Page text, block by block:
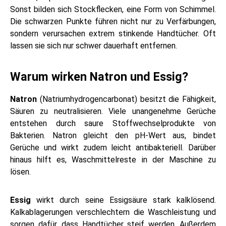
Sonst bilden sich Stockflecken, eine Form von Schimmel.
Die schwarzen Punkte führen nicht nur zu Verfärbungen,
sondern verursachen extrem stinkende Handtücher. Oft
lassen sie sich nur schwer dauerhaft entfernen.
Warum wirken Natron und Essig?
Natron (Natriumhydrogencarbonat) besitzt die Fähigkeit,
Säuren zu neutralisieren. Viele unangenehme Gerüche
entstehen durch saure Stoffwechselprodukte von
Bakterien. Natron gleicht den pH-Wert aus, bindet
Gerüche und wirkt zudem leicht antibakteriell. Darüber
hinaus hilft es, Waschmittelreste in der Maschine zu
lösen.
Essig wirkt durch seine Essigsäure stark kalklösend.
Kalkablagerungen verschlechtern die Waschleistung und